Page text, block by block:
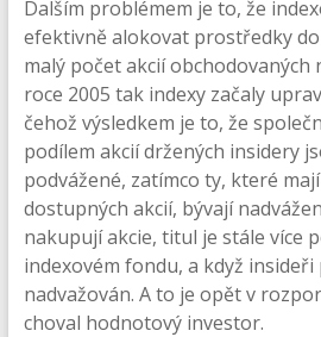
Dalším problémem je to, že
efektivně alokovat prostředky
malý počet akcií obchodovaných
roce 2005 tak indexy začaly
čehož výsledkem je to, že
podílem akcií držených insidery
podvážené, zatímco ty, které
dostupných akcií, bývají
nakupují akcie, titul je stále více
indexovém fondu, a když insideři
nadvažován. A to je opět v
choval hodnotový investor.